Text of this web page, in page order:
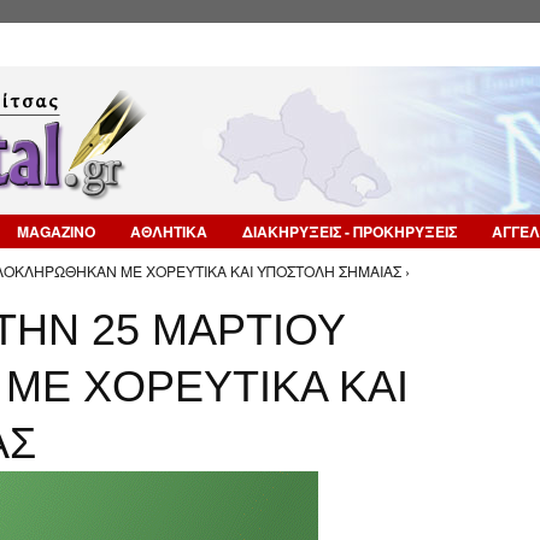
MAGAZINO ΑΘΛΗΤΙΚΑ ΔΙΑΚΗΡΥΞΕΙΣ - ΠΡΟΚΗΡΥΞΕΙΣ
ΜΕ ΧΟΡΕΥΤΙΚΑ ΚΑΙ ΥΠΟΣΤΟΛΗ ΣΗΜΑΙΑΣ ›
25 ΜΑΡΤΙΟΥ
ΧΟΡΕΥΤΙΚΑ ΚΑΙ